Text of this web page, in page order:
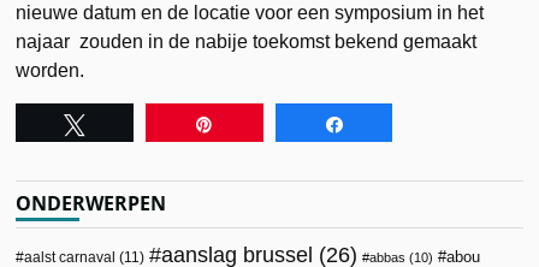
nieuwe datum en de locatie voor een symposium in het
najaar zouden in de nabije toekomst bekend gemaakt
worden.
ONDERWERPEN
aalst carnaval (11) aanslag brussel (26) abbas (10)
abou